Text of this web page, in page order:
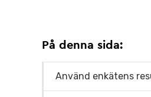
På denna sida:
Använd enkätens